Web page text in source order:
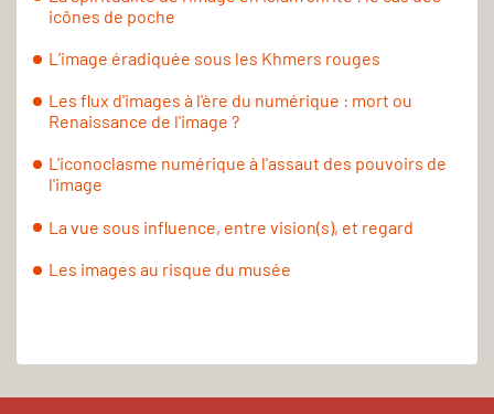
icônes de poche
L’image éradiquée sous les Khmers rouges
Les flux d'images à l'ère du numérique : mort ou
Renaissance de l'image ?
L'iconoclasme numérique à l'assaut des pouvoirs de
l'image
La vue sous influence, entre vision(s), et regard
Les images au risque du musée